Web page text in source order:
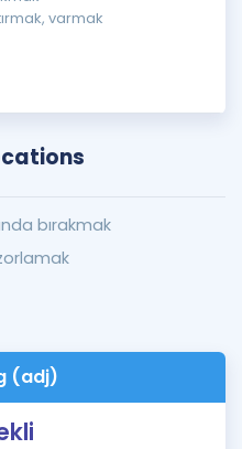
varmak
bırakmak
(adj)